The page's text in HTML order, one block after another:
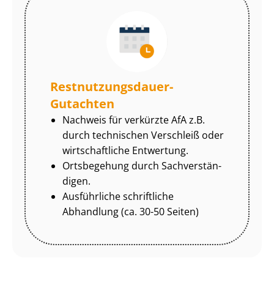
Rest­nut­zungs­dau­er-
Gutachten
Nachweis für verkürzte AfA z.B.
durch technischen Verschleiß oder
wirtschaftliche Entwertung.
Ortsbegehung durch Sach­ver­stän­
di­gen.
Ausführliche schriftliche
Abhandlung (ca. 30-50 Seiten)